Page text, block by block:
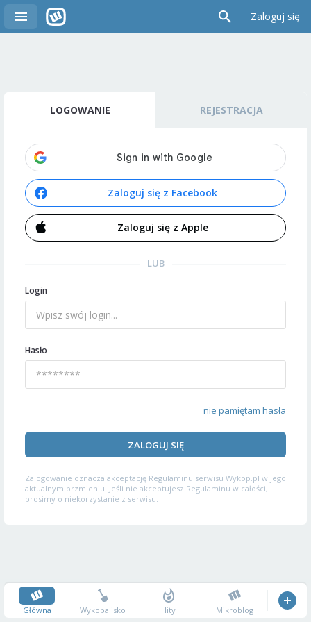
Zaloguj się
LOGOWANIE REJESTRACJA
Zaloguj się z Facebook
Zaloguj się z Apple
LUB
Login
Hasło
nie pamiętam hasła
ZALOGUJ SIĘ
Zalogowanie oznacza akceptację Regulaminu serwisu Wykop.pl w jego
aktualnym brzmieniu. Jeśli nie akceptujesz Regulaminu w całości,
prosimy o niekorzystanie z serwisu.
Główna Wykopalisko Hity Mikroblog